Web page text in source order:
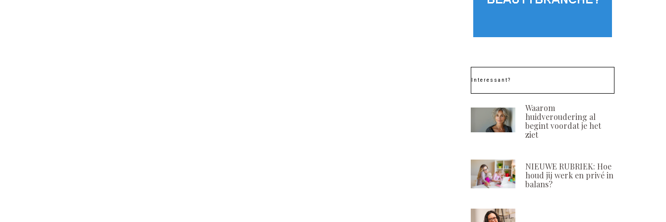
Interessant?
Waarom
huidveroudering al
begint voordat je het
ziet
NIEUWE RUBRIEK: Hoe
houd jij werk en privé in
balans?